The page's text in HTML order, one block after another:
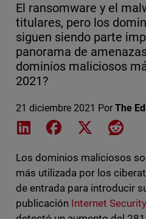
El ransomware y el
titulares, pero los
siguen siendo parte
panorama de
dominios maliciosos
2021?
21 diciembre 2021 Por The
Share on LinkedIn
Share on Facebook
Share on X
Los dominios maliciosos
más utilizada por los
de entrada para introducir
publicación Internet